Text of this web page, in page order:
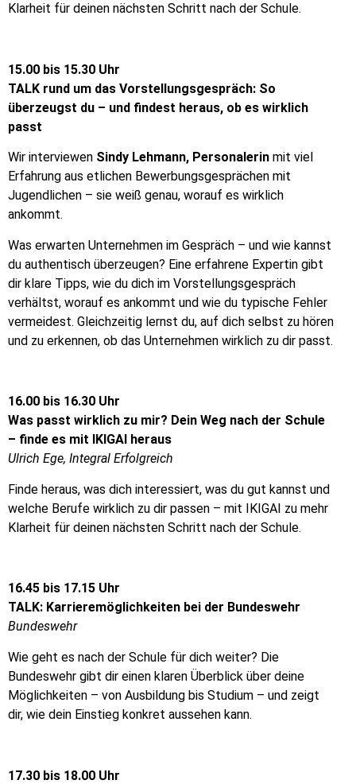
Klarheit für deinen nächsten Schritt nach der Schule.
15.00 bis 15.30 Uhr
TALK rund um das Vorstellungsgespräch: So
überzeugst du – und findest heraus, ob es wirklich
passt
Wir interviewen Sindy Lehmann, Personalerin mit viel
Erfahrung aus etlichen Bewerbungsgesprächen mit
Jugendlichen – sie weiß genau, worauf es wirklich
ankommt.
Was erwarten Unternehmen im Gespräch – und wie kannst
du authentisch überzeugen? Eine erfahrene Expertin gibt
dir klare Tipps, wie du dich im Vorstellungsgespräch
verhältst, worauf es ankommt und wie du typische Fehler
vermeidest. Gleichzeitig lernst du, auf dich selbst zu hören
und zu erkennen, ob das Unternehmen wirklich zu dir passt.
16.00 bis 16.30 Uhr
Was passt wirklich zu mir? Dein Weg nach der Schule
– finde es mit IKIGAI heraus
Ulrich Ege, Integral Erfolgreich
Finde heraus, was dich interessiert, was du gut kannst und
welche Berufe wirklich zu dir passen – mit IKIGAI zu mehr
Klarheit für deinen nächsten Schritt nach der Schule.
16.45 bis 17.15 Uhr
TALK: Karrieremöglichkeiten bei der Bundeswehr
Bundeswehr
Wie geht es nach der Schule für dich weiter? Die
Bundeswehr gibt dir einen klaren Überblick über deine
Möglichkeiten – von Ausbildung bis Studium – und zeigt
dir, wie dein Einstieg konkret aussehen kann.
17.30 bis 18.00 Uhr